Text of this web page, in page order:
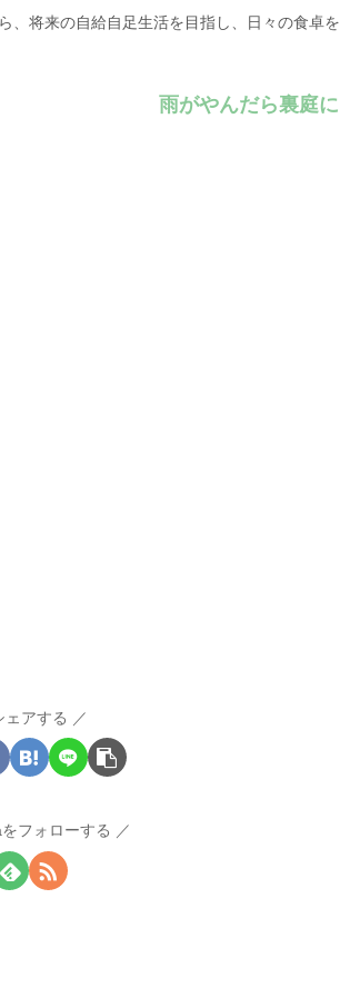
、将来の自給自足生活を目指し、日々の食卓
雨がやんだら裏庭に
ェアする
フォローする